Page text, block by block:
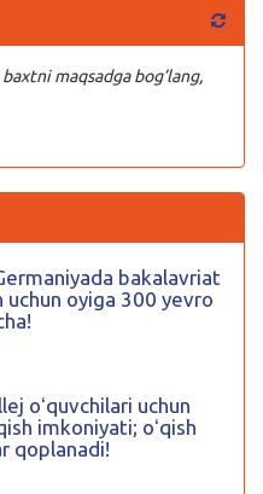
maqsadga bog’lang,
bakalavriat
oyiga 300 yevro
oʻquvchilari uchun
imkoniyati; oʻqish
qoplanadi!